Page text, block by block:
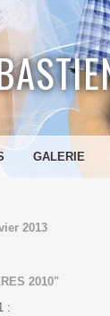
GALERIE
2013
2010"
: